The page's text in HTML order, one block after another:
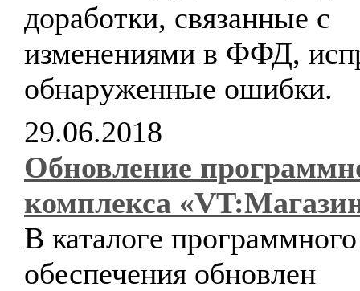
доработки, связанные с
изменениями в ФФД,
обнаруженные ошибки.
29.06.2018
Обновление
комплекса
В каталоге программного
обеспечения обновлен